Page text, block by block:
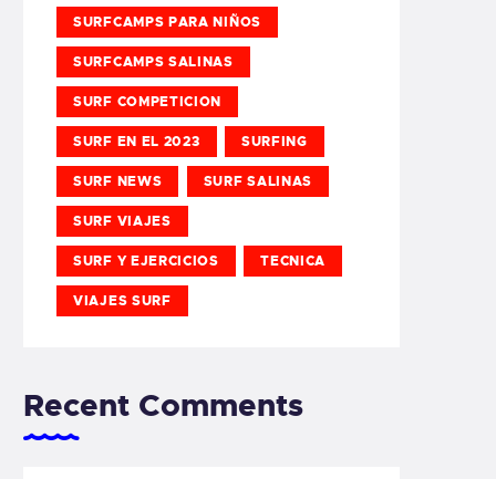
SURFCAMPS PARA NIÑOS
SURFCAMPS SALINAS
SURF COMPETICION
SURF EN EL 2023 SURFING
SURF NEWS SURF SALINAS
SURF VIAJES
SURF Y EJERCICIOS TECNICA
VIAJES SURF
Recent Comments